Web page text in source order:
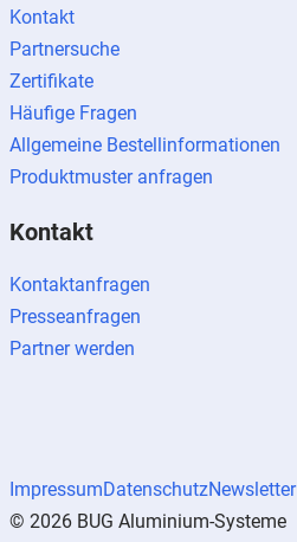
Kontakt
Partnersuche
Zertifikate
Häufige Fragen
Allgemeine Bestellinformationen
Produktmuster anfragen
Kontakt
Kontaktanfragen
Presseanfragen
Partner werden
ImpressumDatenschutzNewsletter
© 2026 BUG Aluminium-Systeme